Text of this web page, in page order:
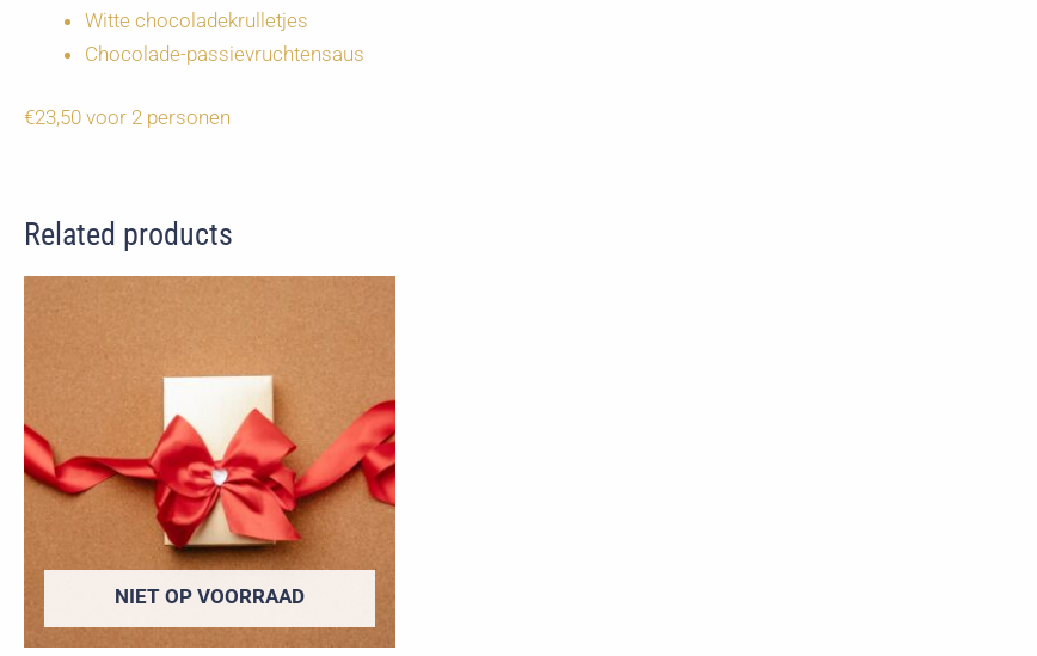
Witte chocoladekrulletjes
Chocolade-passievruchtensaus
€23,50 voor 2 personen
Related products
NIET OP VOORRAAD